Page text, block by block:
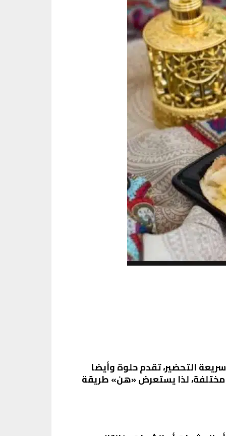
التحضير، تقدم حلوة وأيضا
مختلفة، لذا يستعرض «هن» طريقة